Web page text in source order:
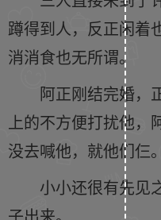
蹲得到人，反正闲着
消消食也无所谓。
阿正刚结完婚，
上的不方便打扰他，
没去喊他，就他们仨。
小小还很有先见